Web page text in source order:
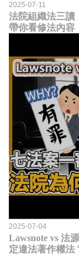
2025-07-11
法院組織法三讀
帶你看修法內容
2025-07-04
Lawsnote vs 法
定違法著作權法